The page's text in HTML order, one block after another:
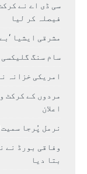
سی ڈی اے نے
فیصلہ کر لیا
مشرقی ایشیا
سام سنگ گلیکسی ایس 27 الٹرا سے ایک
امریکی خزانہ
اعلان
نرمل پُرجا سمیت 10 کوہ پیما براڈ پیک پر لاپتہ
وفاقی بورڈ نے
بتا دیا